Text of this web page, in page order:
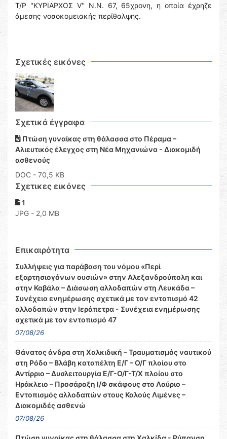
Τ/Ρ ''ΚΥΡΙΑΡΧΟΣ V'' Ν.N. 67, 65χρονη, η οποία έχρηζε
άμεσης νοσοκομειακής περίθαλψης.
Σχετικές εικόνες
Σχετικά έγγραφα
Πτώση γυναίκας στη θάλασσα στο Πέραμα –
Αλιευτικός έλεγχος στη Νέα Μηχανιώνα - Διακομιδή
ασθενούς
DOC - 70,5 KB
Σχετικες εικόνες
1
JPG - 2,0 MB
Επικαιρότητα
Συλλήψεις για παράβαση του νόμου «Περί
εξαρτησιογόνων ουσιών» στην Αλεξανδρούπολη και
στην Καβάλα – Διάσωση αλλοδαπών στη Λευκάδα –
Συνέχεια ενημέρωσης σχετικά με τον εντοπισμό 42
αλλοδαπών στην Ιεράπετρα - Συνέχεια ενημέρωσης
σχετικά με τον εντοπισμό 47
07/08/26
Θάνατος άνδρα στη Χαλκιδική – Τραυματισμός ναυτικού
στη Ρόδο – Βλάβη καταπέλτη Ε/Γ – Ο/Γ πλοίου στο
Αντίρριο – Δυσλειτουργία Ε/Γ-Ο/Γ-Τ/Χ πλοίου στο
Ηράκλειο – Προσάραξη Ι/Φ σκάφους στο Λαύριο –
Εντοπισμός αλλοδαπών στους Καλούς Λιμένες –
Διακομιδές ασθενώ
07/08/26